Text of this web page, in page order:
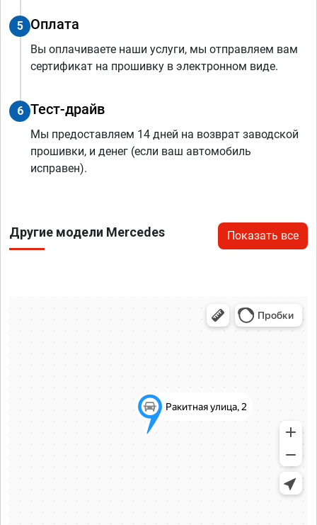
5 Оплата
Вы оплачиваете наши услуги, мы отправляем вам
сертификат на прошивку в электронном виде.
6 Тест-драйв
Мы предоставляем 14 дней на возврат заводской
прошивки, и денег (если ваш автомобиль
исправен).
Другие модели Mercedes Показать все